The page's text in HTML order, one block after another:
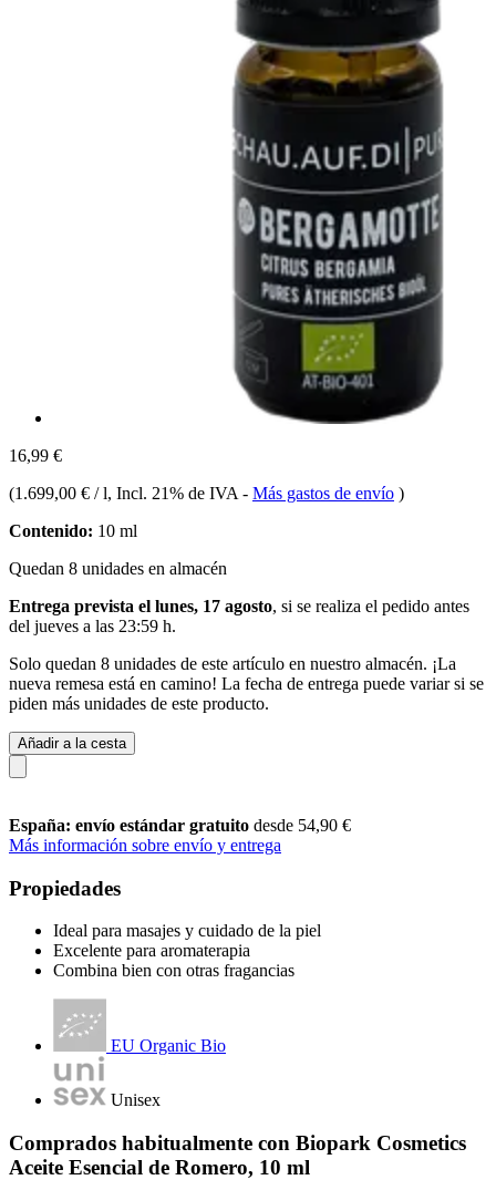
16,99 €
(1.699,00 € / l, Incl. 21% de IVA - Más gastos de envío )
Contenido: 10 ml
Quedan 8 unidades en almacén
Entrega prevista el lunes, 17 agosto, si se realiza el pedido antes
del jueves a las 23:59 h.
Solo quedan 8 unidades de este artículo en nuestro almacén. ¡La
nueva remesa está en camino! La fecha de entrega puede variar si se
piden más unidades de este producto.
Añadir a la cesta
España: envío estándar gratuito desde 54,90 €
Más información sobre envío y entrega
Propiedades
Ideal para masajes y cuidado de la piel
Excelente para aromaterapia
Combina bien con otras fragancias
EU Organic Bio
Unisex
Comprados habitualmente con Biopark Cosmetics
Aceite Esencial de Romero, 10 ml